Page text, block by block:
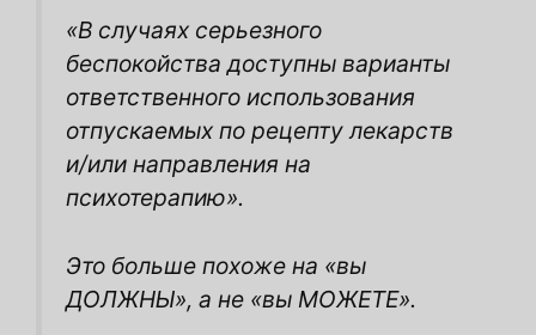
«В случаях серьезного
беспокойства доступны варианты
ответственного использования
отпускаемых по рецепту лекарств
и/или направления на
психотерапию».
Это больше похоже на «вы
ДОЛЖНЫ», а не «вы МОЖЕТЕ».